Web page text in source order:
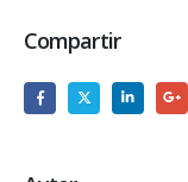
Compartir